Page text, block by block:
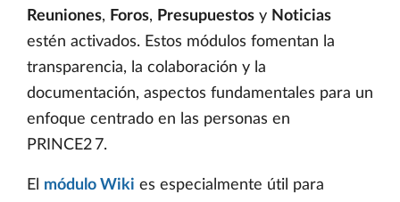
Reuniones, Foros, Presupuestos y Noticias
estén activados. Estos módulos fomentan la
transparencia, la colaboración y la
documentación, aspectos fundamentales para un
enfoque centrado en las personas en
PRINCE2 7.
El módulo Wiki es especialmente útil para